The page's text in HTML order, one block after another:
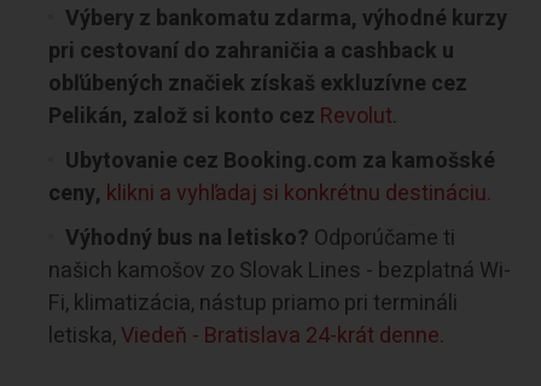
Výbery z bankomatu zdarma, výhodné kurzy
pri cestovaní do zahraničia a cashback u
obľúbených značiek získaš exkluzívne cez
Pelikán, založ si konto cez Revolut.
Ubytovanie cez Booking.com za kamošské
ceny, klikni a vyhľadaj si konkrétnu destináciu.
Výhodný bus na letisko? Odporúčame ti
našich kamošov zo Slovak Lines - bezplatná Wi-
Fi, klimatizácia, nástup priamo pri termináli
letiska,Viedeň - Bratislava 24-krát denne.